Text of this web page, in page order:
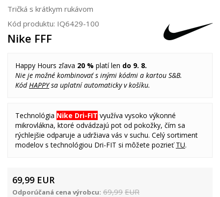
Tričká s krátkym rukávom
Kód produktu: IQ6429-100
Nike FFF
Happy Hours zľava 20 % platí len do 9. 8.
Nie je možné kombinovať s inými kódmi a kartou S&B.
KódHAPPYsa uplatní automaticky v košíku.
Technológia Nike Dri-FIT využíva vysoko výkonné
mikrovlákna, ktoré odvádzajú pot od pokožky, čím sa
rýchlejšie odparuje a udržiava vás v suchu. Celý sortiment
modelov s technológiou Dri-FIT si môžete pozrieťTU.
69,99 EUR
Odporúčaná cena výrobcu: 69,99 EUR